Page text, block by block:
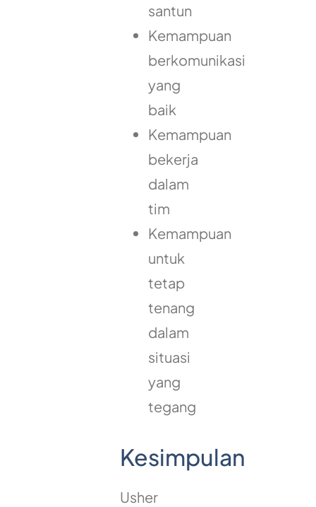
santun
Kemampuan
berkomunikasi
yang
baik
Kemampuan
bekerja
dalam
tim
Kemampuan
untuk
tetap
tenang
dalam
situasi
yang
tegang
Kesimpulan
Usher